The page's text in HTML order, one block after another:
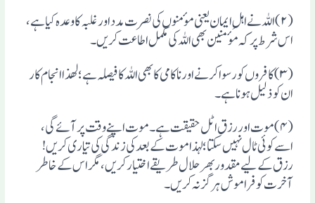
(۲)اللہ نے اہلِ ایمان یعنی موٴمنوں کی نصرت مدد اور غلبہ کا وعدہ کیا ہے،
اس شرط پر کہ موٴمنین بھی اللہ کی مکمل اطاعت کریں۔
(۳)کافروں کو رسوا کرنے اور ناکامی کا بھی اللہ کا فیصلہ ہے؛ لھذا انجام کار
ان کو ذلیل ہوناہے۔
(۴)موت اور رزق اٹل حقیقت ہے۔موت اپنے وقت پر آئے گی،
اسے کوئی ٹال نہیں سکتا؛لہذا موت کے بعد کی زندگی کی تیاری کریں!
رزق کے لیے مقدور بھر حلال طریقے اختیار کر یں، مگر اس کے خاطر
آخرت کو فراموش ہر گز نہ کریں۔